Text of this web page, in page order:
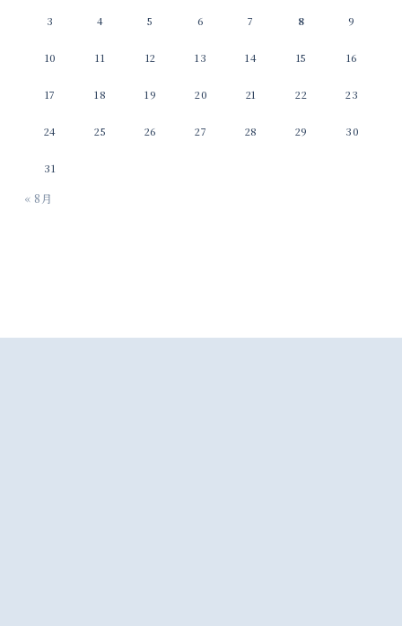
3 4 5 6 7 8 9
10 11 12 13 14 15 16
17 18 19 20 21 22 23
24 25 26 27 28 29 30
31
« 8月